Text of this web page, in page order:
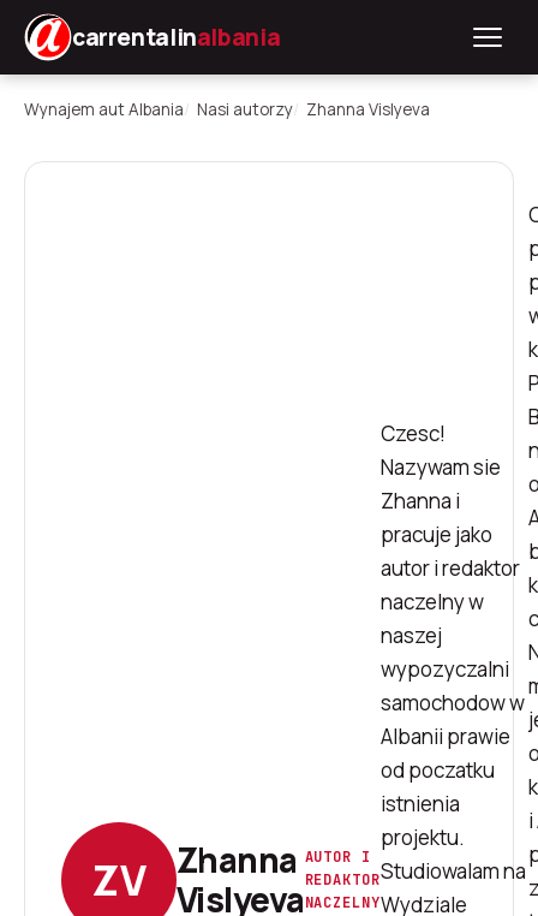
carrentalinalbania
Wynajem aut Albania Nasi autorzy Zhanna Vislyeva
ZV
Zhanna
Vislyeva
AUTOR I
REDAKTOR
NACZELNY
Czesc!
Nazywam sie
Zhanna i
pracuje jako
autor i redaktor
naczelny w
naszej
wypozyczalni
samochodow w
Albanii prawie
od poczatku
istnienia
projektu.
Studiowalam na
Wydziale
i